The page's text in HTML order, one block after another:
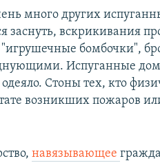
много других
заснуть, вскрикивания
"игрушечные бомбочки",
Испуганные
Стоны тех, кто
возникших пожаров
навязывающее